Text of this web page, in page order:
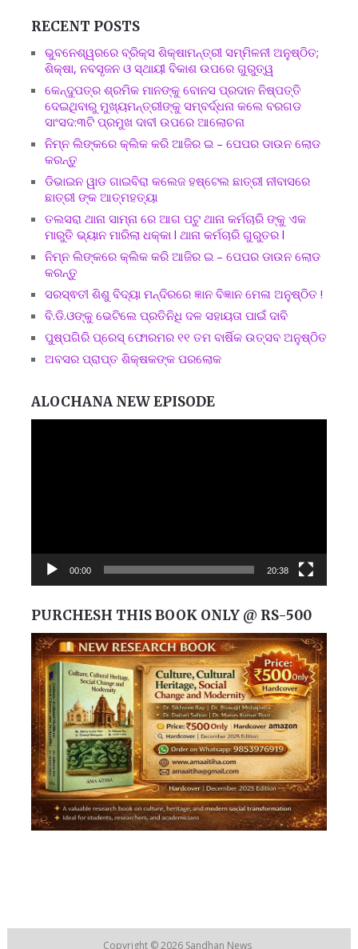
RECENT POSTS
ଭୁବନେଶ୍ୱରରେ ବ୍ରିକ୍ସ ଶିକ୍ଷାମନ୍ତ୍ରୀ ସମ୍ମିଳନୀ ଅନୁଷ୍ଠିତ;
ଶିକ୍ଷା, ନବସୃଜନ ଓ ସ୍ଥାୟୀ ବିକାଶ ଉପରେ ଗୁରୁତ୍ୱ
କେନ୍ଦୁପତ୍ର ଶ୍ରମିକ ମାନଙ୍କୁ ବୋନସ ପ୍ରଦାନ ନିଷ୍ପତ୍ତି
ଦେଇଥିବାରୁ ମୁଖ୍ୟମନ୍ତ୍ରୀଙ୍କୁ ସମ୍ବର୍ଦ୍ଧନା କଲେ ବରଗଡ
ସାଂସଦ:୩ଟି ପ୍ରମୁଖ ଦାବୀ ଉପରେ ଆଲୋଚନା
ନିମ୍ନ ଲିଙ୍କରେ କ୍ଲିକ କରି ଆଜିର ଇ – ପେପର ଡାଉନ ଲୋଡ
କରନ୍ତୁ
ଡିଭାଇନ ୱାଡ ଗାଇବିରା କଲେଜ ହଷ୍ଟେଲ ଛାତ୍ରୀ ନୀବାସରେ
ଛାତ୍ରୀ ଙ୍କ ଆତ୍ମହତ୍ୟା
ତଲସରା ଥାନା ସାମ୍ନା ରେ ଆଗ ପଟୁ ଥାନା କର୍ମଚାରି ଙ୍କୁ ଏକ
ମାରୁତି ଭ୍ୟାନ ମାରିଲା ଧକ୍କା l ଥାନା କର୍ମଚାରି ଗୁରୁତର l
ନିମ୍ନ ଲିଙ୍କରେ କ୍ଲିକ କରି ଆଜିର ଇ – ପେପର ଡାଉନ ଲୋଡ
କରନ୍ତୁ
ସରସ୍ଵତୀ ଶିଶୁ ବିଦ୍ୟା ମନ୍ଦିରରେ ଜ୍ଞାନ ବିଜ୍ଞାନ ମେଳା ଅନୁଷ୍ଠିତ !
ବି.ଡି.ଓଙ୍କୁ ଭେଟିଲେ ପ୍ରତିନିଧି ଦଳ ସହାୟତା ପାଇଁ ଦାବି
ପୁଷ୍ପଗିରି ପ୍ରେସ୍ ଫୋରମର ୧୧ ତମ ବାର୍ଷିକ ଉତ୍ସବ ଅନୁଷ୍ଠିତ
ଅବସର ପ୍ରାପ୍ତ ଶିକ୍ଷକଙ୍କ ପରଲୋକ
ALOCHANA NEW EPISODE
00:00 20:38
PURCHESH THIS BOOK ONLY @ RS-500
Copyright © 2026 Sandhan News